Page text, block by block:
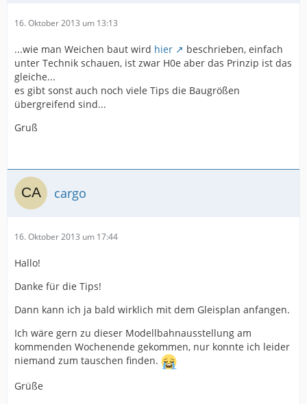
16. Oktober 2013 um 13:13
...wie man Weichen baut wird hier
beschrieben, einfach
unter Technik schauen, ist zwar H0e aber das Prinzip ist das
gleiche...
es gibt sonst auch noch viele Tips die Baugrößen
übergreifend sind...
Gruß
cargo
16. Oktober 2013 um 17:44
Hallo!
Danke für die Tips!
Dann kann ich ja bald wirklich mit dem Gleisplan anfangen.
Ich wäre gern zu dieser Modellbahnausstellung am
kommenden Wochenende gekommen, nur konnte ich leider
niemand zum tauschen finden.
Grüße